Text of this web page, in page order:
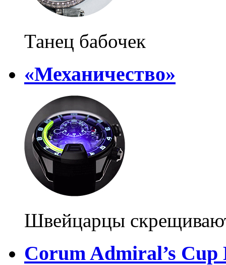
Танец бабочек
«Механичество»
Швейцарцы
Corum Admiral’s